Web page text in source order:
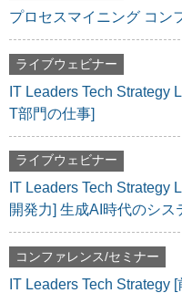
プロセスマイニング コン
ライブウェビナー
IT Leaders Tech Strategy
T部門の仕事]
ライブウェビナー
IT Leaders Tech Strategy
開発力] 生成AI時代のシス
コンファレンス/セミナー
IT Leaders Tech Strategy